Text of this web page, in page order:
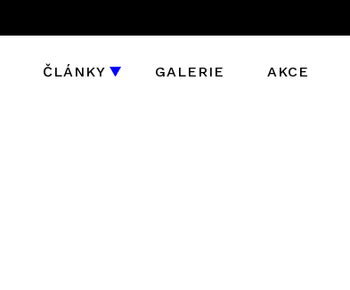
ČLÁNKY GALERIE AKCE